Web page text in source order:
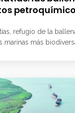
refugio de la
marinas más